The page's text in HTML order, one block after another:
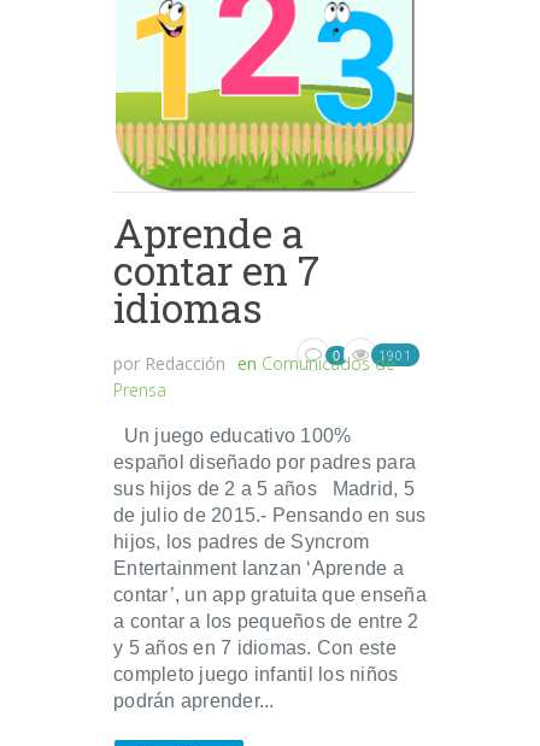
Aprende a
contar en 7
idiomas
por Redacción en Comunicados de
Prensa
0 1901
Un juego educativo 100%
español diseñado por padres para
sus hijos de 2 a 5 años Madrid, 5
de julio de 2015.- Pensando en sus
hijos, los padres de Syncrom
Entertainment lanzan ‘Aprende a
contar’, un app gratuita que enseña
a contar a los pequeños de entre 2
y 5 años en 7 idiomas. Con este
completo juego infantil los niños
podrán aprender...